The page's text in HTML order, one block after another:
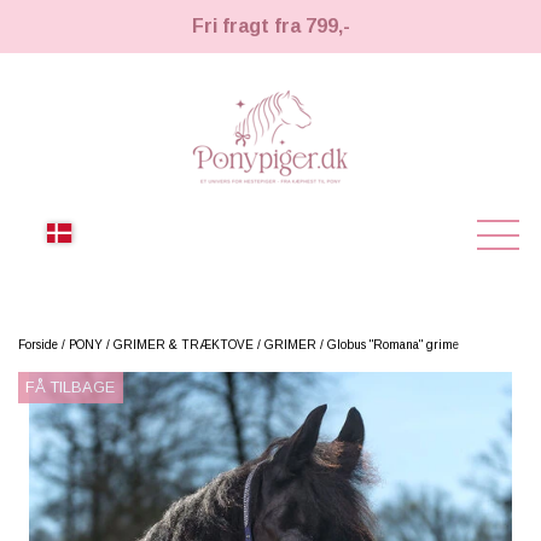
Fri fragt fra 799,-
NYHEDER
KÆPHESTE
KÆPHESTE
STRIGLER & TILBEHØR
LEMIEUX TOY PONY
TIL HESTEPIGER
Forside PONY GRIMER & TRÆKTOVE GRIMER Globus "Romana" grime
FÅ TILBAGE